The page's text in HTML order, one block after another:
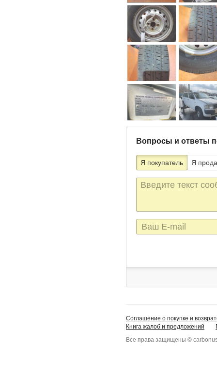
Вопросы и ответы
Я покупатель Я
Текст
сообщения
E-
mail
Соглашение о покупке и
Книга жалоб и предложений
Все права защищены ©